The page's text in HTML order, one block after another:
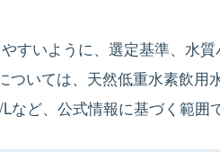
すいように、選定基準、水
いては、天然低重水素飲用
ど、公式情報に基づく範囲